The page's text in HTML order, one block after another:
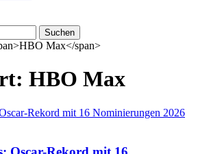
Suchen
Max</span>
HBO Max